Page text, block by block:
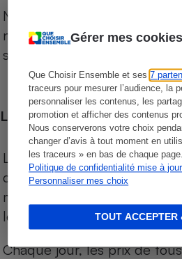
Gérer mes cookies
Que Choisir Ensemble et ses7
traceurs pour mesurer l’audience, la
personnaliser les contenus, les
promotion et afficher des contenus
Nous conserverons votre choix
changer d’avis à tout moment en
les traceurs » en bas de chaque page.
Politique de confidentialité mise à
Personnaliser mes choix
TOUT ACCEPTER
Notre comparateur de
niveau de prix des
sur le territoire français.
Les comparaisons de prix
Les comparaisons sont
des produits des magasins.
marques de distributeurs
leurs équivalents chez leurs
Chaque jour, les prix de